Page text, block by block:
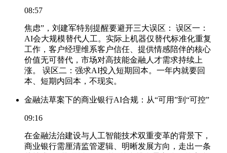
08:57
焦虑”，刘建军特别提醒要避开三大误区： 误区一：
AI会大规模替代人工。实际上机器仅替代标准化重复
工作，客户经理维系客户信任、提供情感陪伴的核心
价值无可替代，市场对高技能金融人才需求持续上
涨。 误区二：强求AI投入短期回本。一年内就要回
本、短期内回本，不现实。
金融法草案下的商业银行AI合规：从“可用”到“可控”
09:16
在金融法治建设与人工智能技术双重变革的背景下，
商业银行需厘清监管逻辑、明晰发展方向，走出一条